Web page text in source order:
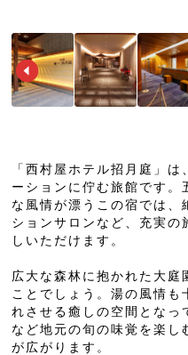
「西村屋ホテル招月庭」
ーションに佇む旅館です。
な風情が漂うこの宿では、
ションサロンなど、充実の
しいただけます。
広大な森林に抱かれた大庭
ことでしょう。湯の風情も
れさせる癒しの空間となっ
など地元の旬の味覚を楽し
が広がります。